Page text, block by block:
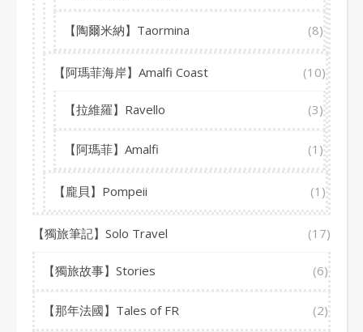
【陶爾米納】Taormina (8)
【阿瑪菲海岸】Amalfi Coast (10)
【拉維羅】Ravello (3)
【阿瑪菲】Amalfi (1)
【龐貝】Pompeii (1)
【獨旅筆記】Solo Travel (17)
【獨旅故事】Stories (6)
【那年法國】Tales of FR (2)